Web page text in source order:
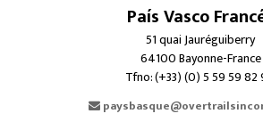
País Vasco
51 quai Jauréguiberry
64100 Bayonne-France
Tfno: (+33) (0) 5 59 59 82